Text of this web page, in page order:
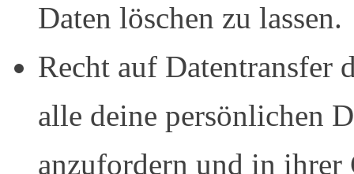
Daten löschen zu lassen.
Recht auf Datentransfer
alle deine persönlichen
anzufordern und in ihrer